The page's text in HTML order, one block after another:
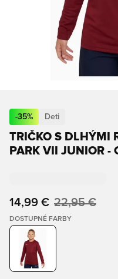
-35% Deti
TRIČKO S DLHÝMI
PARK VII JUNIOR -
14,99 € 22,95 €
DOSTUPNÉ FARBY